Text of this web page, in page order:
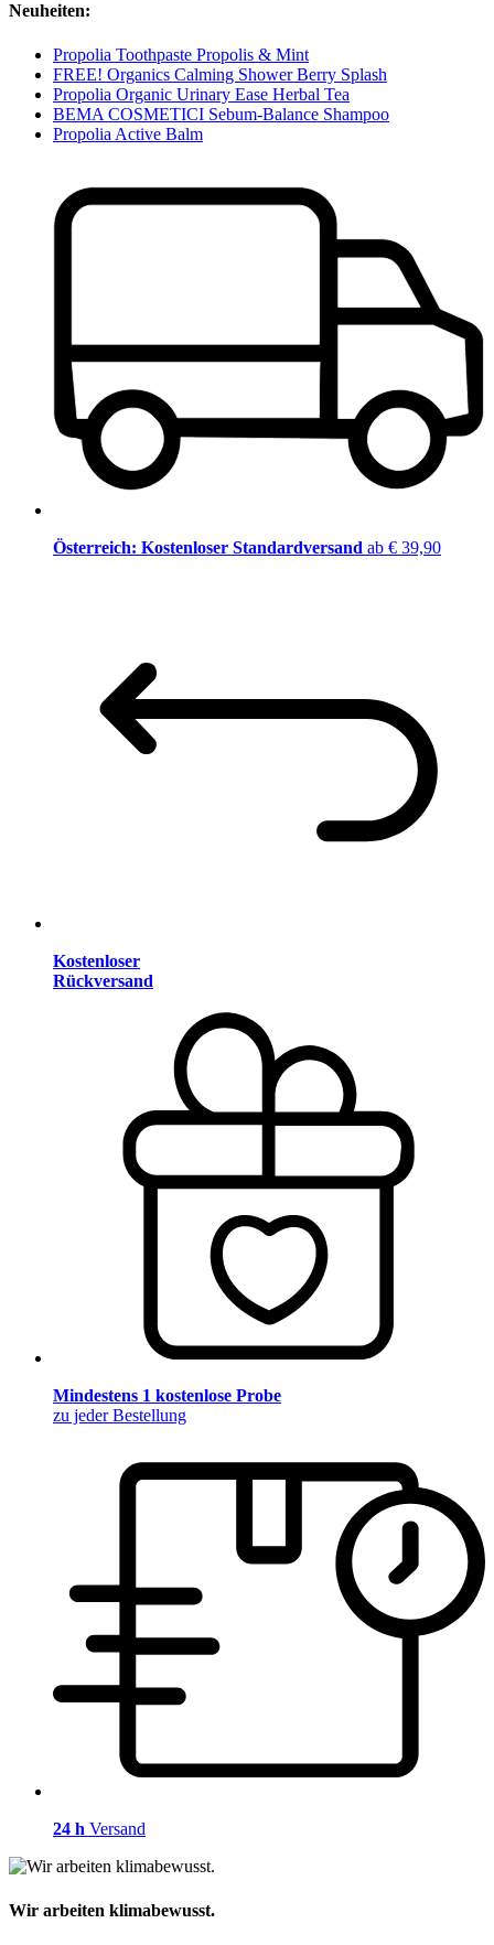
Neuheiten:
Propolia Toothpaste Propolis & Mint
FREE! Organics Calming Shower Berry Splash
Propolia Organic Urinary Ease Herbal Tea
BEMA COSMETICI Sebum-Balance Shampoo
Propolia Active Balm
Österreich: Kostenloser Standardversand ab € 39,90
Kostenloser
Rückversand
Mindestens 1 kostenlose Probe
zu jeder Bestellung
24 h Versand
Wir arbeiten klimabewusst.